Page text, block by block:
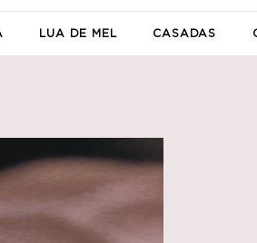
LUA DE MEL CASADAS